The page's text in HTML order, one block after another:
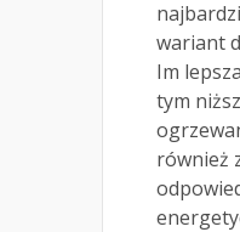
wariant
Im
tym
również